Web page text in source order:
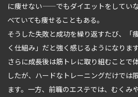
に痩せない——でもダイエットをしてい
べていても痩せることもある。
そうした失敗と成功を繰り返すたび、「
く仕組み」だと強く感じるようになります
さらに成長後は筋トレに取り組むことで
したが、ハードなトレーニングだけでは
ます。一方、前職のエステでは、むくみ